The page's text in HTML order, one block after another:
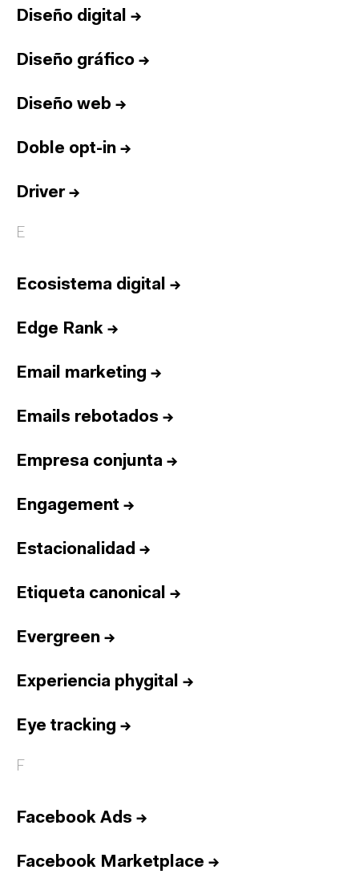
Diseño digital →
Diseño gráfico →
Diseño web →
Doble opt-in →
Driver→
E
Ecosistema digital →
Edge Rank →
Email marketing →
Emails rebotados →
Empresa conjunta →
Engagement →
Estacionalidad →
Etiqueta canonical →
Evergreen →
Experiencia phygital →
Eye tracking →
F
Facebook Ads →
Facebook Marketplace →